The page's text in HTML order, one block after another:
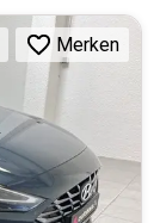
Merken